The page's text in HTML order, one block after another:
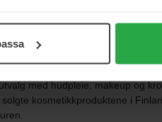
med hudpleie, makeup og
kosmetikkproduktene i